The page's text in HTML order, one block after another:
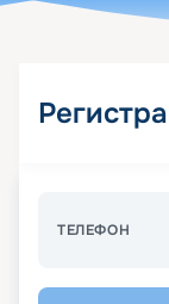
ТЕЛЕФОН